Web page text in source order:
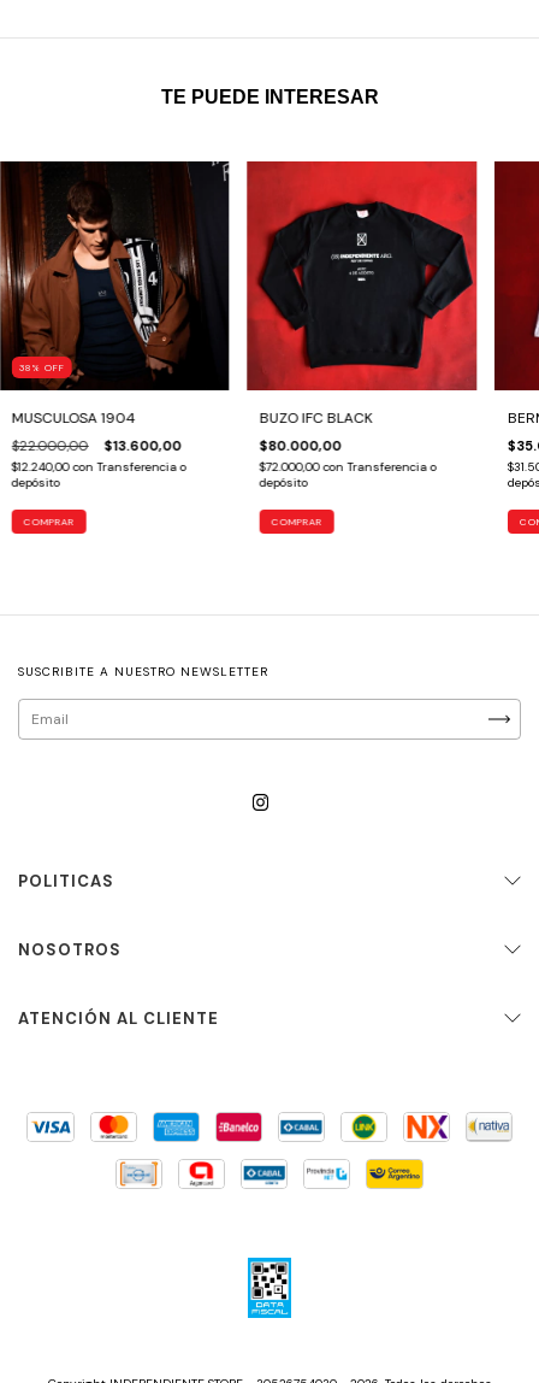
TE PUEDE INTERESAR
38 % OFF
MUSCULOSA 1904
$22.000,00 $13.600,00
$12.240,00con Transferencia o
depósito
COMPRAR
BUZO IFC BLACK
$80.000,00
$72.000,00con Transferencia o
depósito
COMPRAR
SUSCRIBITE A NUESTRO NEWSLETTER
POLITICAS
NOSOTROS
ATENCIÓN AL CLIENTE